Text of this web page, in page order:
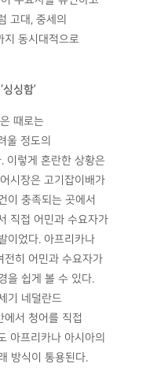
고대, 중세의
지 동시대적으로
‘싱싱함’
때로는
울 정도의
이렇게 혼란한 상황은
시장은 고기잡이배가
이 충족되는 곳에서
직접 어민과 수요자가
이었다. 아프리카나
전히 어민과 수요자가
을 쉽게 볼 수 있다.
기 네덜란드
에서 청어를 직접
아프리카나 아시아의
방식이 통용된다.